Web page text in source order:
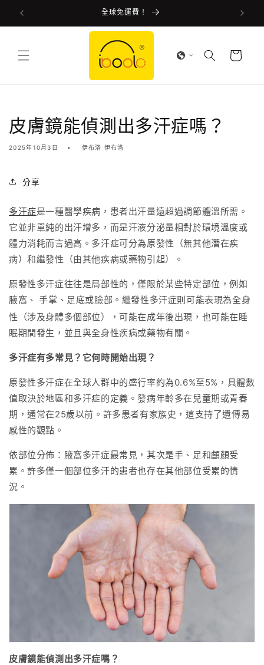
跳至內容 全球免運費！
物
皮膚鏡能偵測出多汗症嗎？
2025年10月3日 伊布洛 伊布洛
分享
多汗症是一種醫學疾病，患者出汗量遠超過調節體溫所需。
它並非單純的出汗增多，而是汗液分泌量相對於環境溫度或
體力消耗而言過高。多汗症可分為原發性（無其他潛在疾
病）和繼發性（由其他疾病或藥物引起）。
原發性多汗症往往是局部性的，僅限於某些特定部位，例如
腋窩 、 手掌、足底或臉部 。繼發性多汗症則可能表現為全身
性（涉及身體多個部位），可能在成年後出現，也可能在睡
眠期間發生，並且與全身性疾病或藥物有關。
多汗症有多常見？它何時開始出現？
原發性多汗症在全球人群中的盛行率約為0.6%至5%，具體數
值取決於地區和多汗症的定義。發病年齡多在兒童期或青春
期，通常在25歲以前。許多患者有家族史，這支持了遺傳易
感性的觀點。
依部位分佈：腋窩多汗症最常見，其次是手、足和顱顏受
累。許多僅一個部位多汗的患者也存在其他部位受累的情
況。
皮膚鏡能偵測出多汗症嗎 ？